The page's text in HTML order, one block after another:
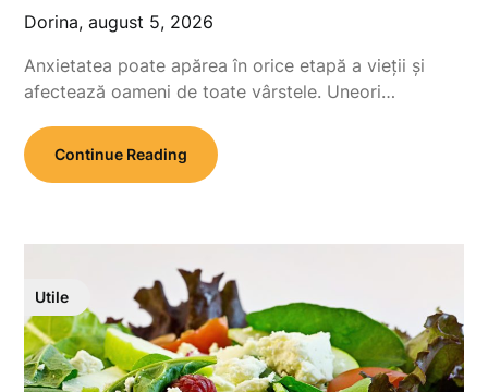
Dorina,august 5, 2026
Anxietatea poate apărea în orice etapă a vieții și
afectează oameni de toate vârstele. Uneori…
Continue Reading
Utile